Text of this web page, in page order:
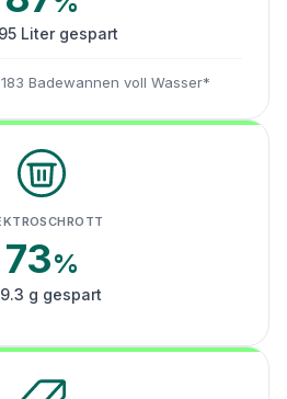
Liter gespart
Badewannen voll Wasser*
73%
g gespart